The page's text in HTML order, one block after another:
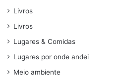
Livros
Livros
Lugares & Comidas
Lugares por onde andei
Meio ambiente